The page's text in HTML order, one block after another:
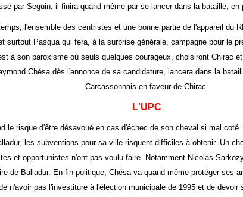
par Seguin, il finira quand même par se lancer dans la bataille, en
l'ensemble des centristes et une bonne partie de l'appareil du
surtout Pasqua qui fera, à la surprise générale, campagne pour le
à son paroxisme où seuls quelques courageux, choisiront Chirac
Chésa dès l'annonce de sa candidature, lancera dans la
Carcassonnais en faveur de Chirac.
L'UPC
le risque d'être désavoué en cas d'échec de son cheval si mal
les subventions pour sa ville risquent difficiles à obtenir. Un
et opportunistes n'ont pas voulu faire. Notamment Nicolas
de Balladur. En fin politique, Chésa va quand même protéger ses
n'avoir pas l'investiture à l'élection municipale de 1995 et de devoir